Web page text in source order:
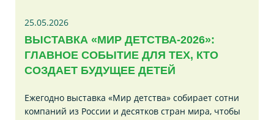
25.05.2026
ВЫСТАВКА «МИР ДЕТСТВА-2026»:
ГЛАВНОЕ СОБЫТИЕ ДЛЯ ТЕХ, КТО
СОЗДАЕТ БУДУЩЕЕ ДЕТЕЙ
Ежегодно выставка «Мир детства» собирает сотни
компаний из России и десятков стран мира, чтобы